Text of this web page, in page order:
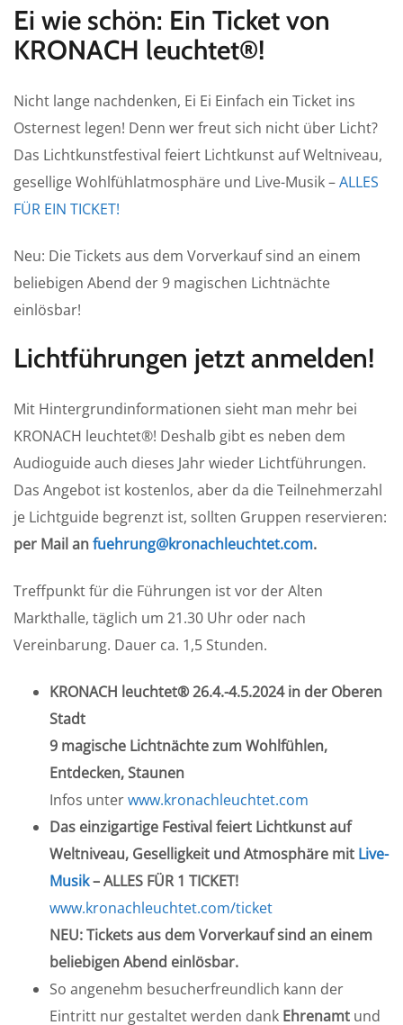
Ei wie schön: Ein Ticket von
KRONACH leuchtet®!
Nicht lange nachdenken, Ei Ei Einfach ein Ticket ins
Osternest legen! Denn wer freut sich nicht über Licht?
Das Lichtkunstfestival feiert Lichtkunst auf Weltniveau,
gesellige Wohlfühlatmosphäre und Live-Musik –ALLES
FÜR EIN TICKET!
Neu: Die Tickets aus dem Vorverkauf sind an einem
beliebigen Abend der 9 magischen Lichtnächte
einlösbar!
Lichtführungen jetzt anmelden!
Mit Hintergrundinformationen sieht man mehr bei
KRONACH leuchtet®! Deshalb gibt es neben dem
Audioguide auch dieses Jahr wieder Lichtführungen.
Das Angebot ist kostenlos, aber da die Teilnehmerzahl
je Lichtguide begrenzt ist, sollten Gruppen reservieren:
per Mail anfuehrung@kronachleuchtet.com.
Treffpunkt für die Führungen ist vor der Alten
Markthalle, täglich um 21.30 Uhr oder nach
Vereinbarung. Dauer ca. 1,5 Stunden.
KRONACH leuchtet® 26.4.-4.5.2024 in der Oberen
Stadt
9 magische Lichtnächte zum Wohlfühlen,
Entdecken, Staunen
Infos unterwww.kronachleuchtet.com
Das einzigartige Festival feiert Lichtkunst auf
Weltniveau, Geselligkeit und Atmosphäre mit Live-
Musik– ALLES FÜR 1 TICKET!
www.kronachleuchtet.com/ticket
NEU: Tickets aus dem Vorverkauf sind an einem
beliebigen Abend einlösbar.
So angenehm besucherfreundlich kann der
Eintritt nur gestaltet werden dank Ehrenamt und